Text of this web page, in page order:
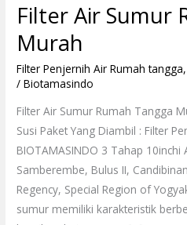
Filter Air Sumur
Murah
Filter Penjernih Air Rumah tangga
/Biotamasindo
Filter Air Sumur Rumah Tangga
Susi Paket Yang Diambil : Filter
BIOTAMASINDO 3 Tahap 10inchi
Samberembe, Bulus II,
Regency, Special Region of
sumur memiliki karakteristik